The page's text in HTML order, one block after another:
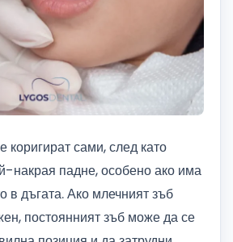
коригират сами, след като
накрая падне, особено ако има
в дъгата. Ако млечният зъб
постоянният зъб може да се